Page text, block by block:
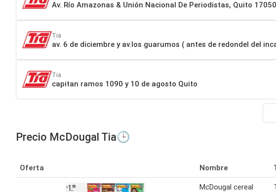
Av. Río Amazonas & Unión Nacional De Periodistas, Quito
Tia
av. 6 de diciembre y av.los guarumos ( antes de redondel del
Tia
capitan ramos 1090 y 10 de agosto Quito
Precio McDougal Tia🕒
Oferta Nombre
McDougal cereal